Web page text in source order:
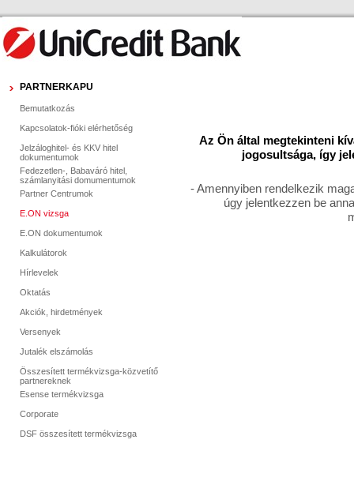
PARTNERKAPU
Bemutatkozás
Kapcsolatok-fióki elérhetőség
Jelzáloghitel- és KKV hitel
dokumentumok
Fedezetlen-, Babaváró hitel,
számlanyitási domumentumok
Partner Centrumok
E.ON vizsga
E.ON dokumentumok
Kalkulátorok
Hírlevelek
Oktatás
Akciók, hirdetmények
Versenyek
Jutalék elszámolás
Összesített termékvizsga-közvetítő
partnereknek
Esense termékvizsga
Corporate
DSF összesített termékvizsga
Az Ön által megtekinteni
jogosultsága, így
- Amennyiben rendelkezik
úgy jelentkezzen be